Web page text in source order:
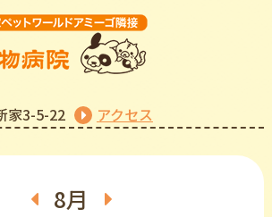
家3-5-22
アクセス
8月